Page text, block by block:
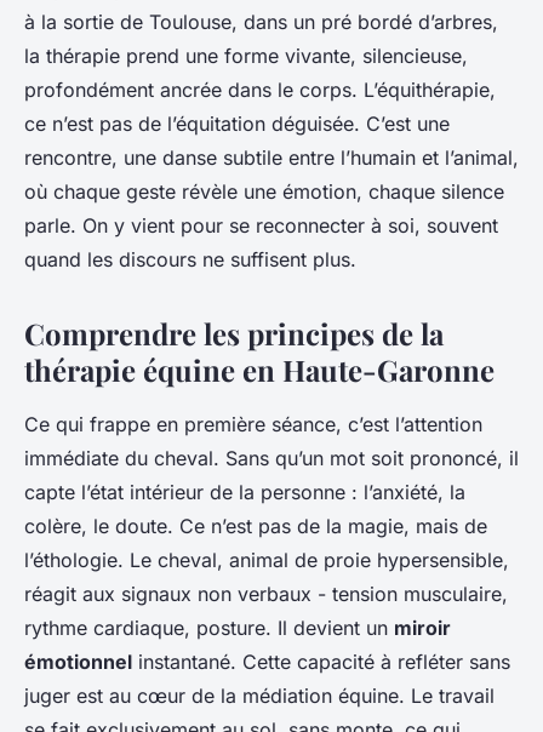
Florinda•26/05/2026 12:39•9 min de lecture
à la sortie de Toulouse, dans un pré bordé d’arbres,
la thérapie prend une forme vivante, silencieuse,
profondément ancrée dans le corps. L’équithérapie,
ce n’est pas de l’équitation déguisée. C’est une
rencontre, une danse subtile entre l’humain et l’animal,
où chaque geste révèle une émotion, chaque silence
parle. On y vient pour se reconnecter à soi, souvent
quand les discours ne suffisent plus.
Comprendre les principes de la
thérapie équine en Haute-Garonne
Ce qui frappe en première séance, c’est l’attention
immédiate du cheval. Sans qu’un mot soit prononcé, il
capte l’état intérieur de la personne : l’anxiété, la
colère, le doute. Ce n’est pas de la magie, mais de
l’éthologie. Le cheval, animal de proie hypersensible,
réagit aux signaux non verbaux - tension musculaire,
rythme cardiaque, posture. Il devient un miroir
émotionnel instantané. Cette capacité à refléter sans
juger est au cœur de la médiation équine. Le travail